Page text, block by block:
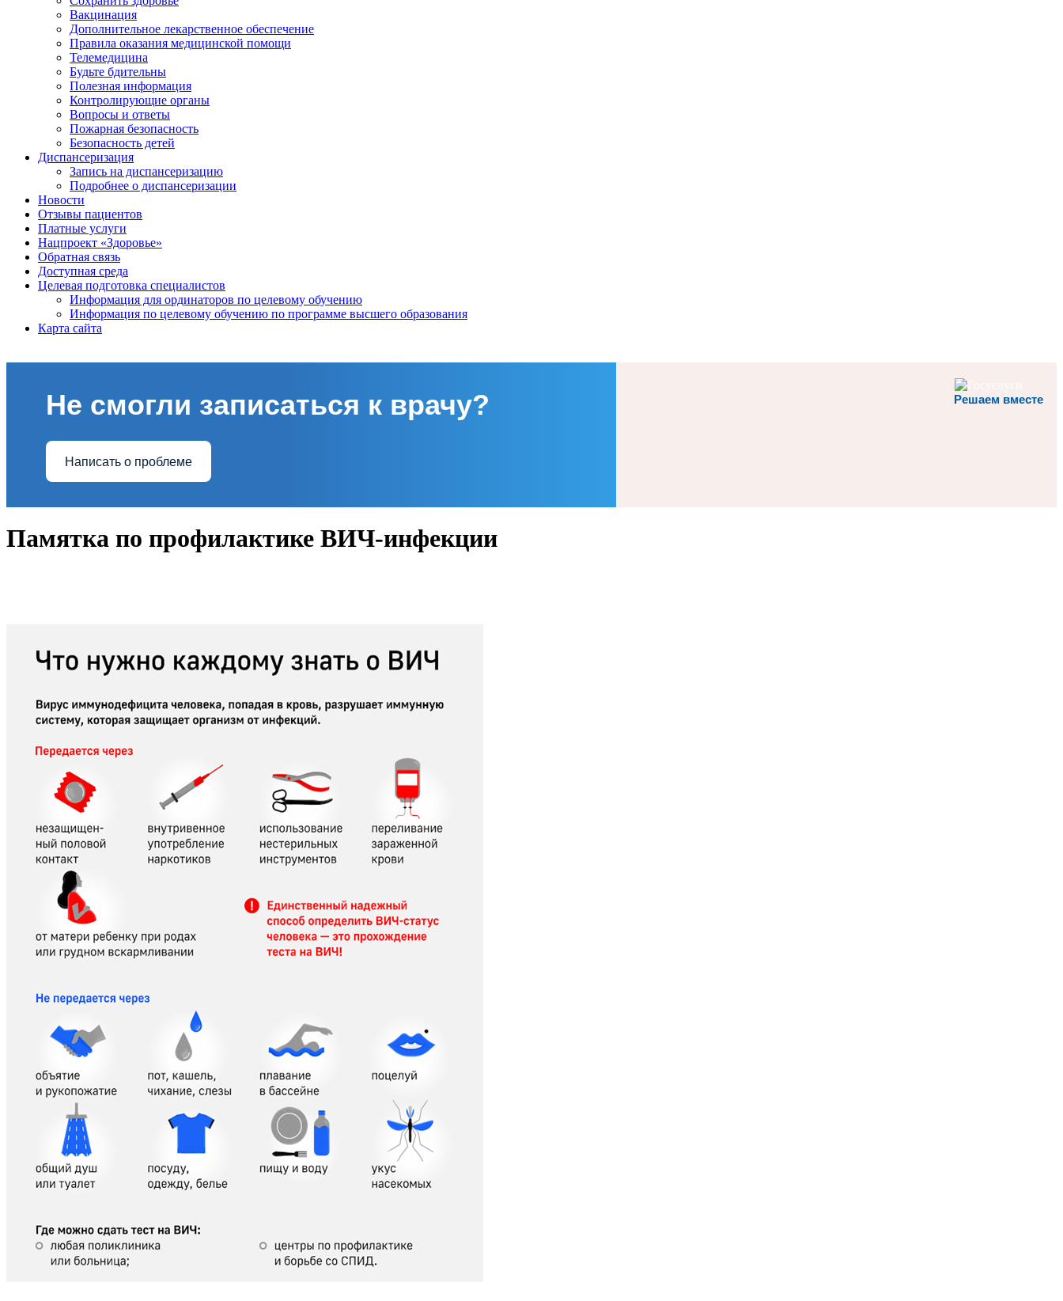
Вакцинация
Дополнительное лекарственное обеспечение
Правила оказания медицинской помощи
Телемедицина
Будьте бдительны
Полезная информация
Контролирующие органы
Вопросы и ответы
Пожарная безопасность
Безопасность детей
Диспансеризация
Запись на диспансеризацию
Подробнее о диспансеризации
Новости
Отзывы пациентов
Платные услуги
Нацпроект «Здоровье»
Обратная связь
Доступная среда
Целевая подготовка специалистов
Информация для ординаторов по целевому обучению
Информация по целевому обучению по программе высшего образования
Карта сайта
Решаем вместе
Не смогли записаться к врачу?
Написать о проблеме
Памятка по профилактике ВИЧ-инфекции